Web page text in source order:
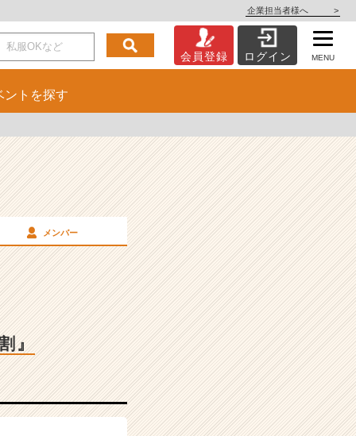
企業担当者様へ >
会員登録 ログイン MENU
ント を探す
メンバー
』